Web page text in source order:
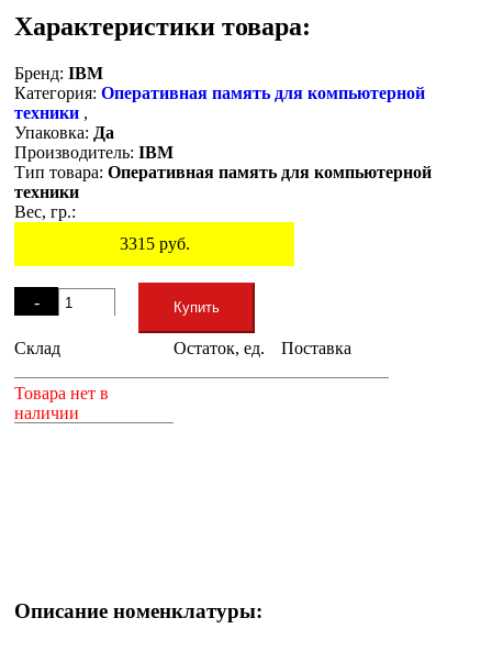
Характеристики товара:
Бренд: IBM
Категория: Оперативная память для компьютерной
техники ,
Упаковка: Да
Производитель: IBM
Тип товара: Оперативная память для компьютерной
техники
Вес, гр.:
3315руб.
-
+
Купить
Склад Остаток, ед. Поставка
Товара нет в
наличии
Описание номенклатуры: